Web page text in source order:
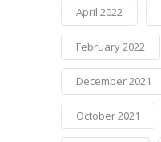
April 2022
February 2022
December 2021
October 2021